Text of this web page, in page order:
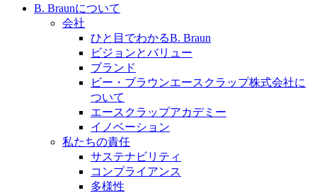
お問合せフォームより、ご質問をお送りください。
B. Braunについて
会社
ひと目でわかるB. Braun
ビジョンとバリュー
ブランド
ビー・ブラウンエースクラップ株式会社に
ついて
エースクラップアカデミー
イノベーション
私たちの責任
サステナビリティ
コンプライアンス
多様性